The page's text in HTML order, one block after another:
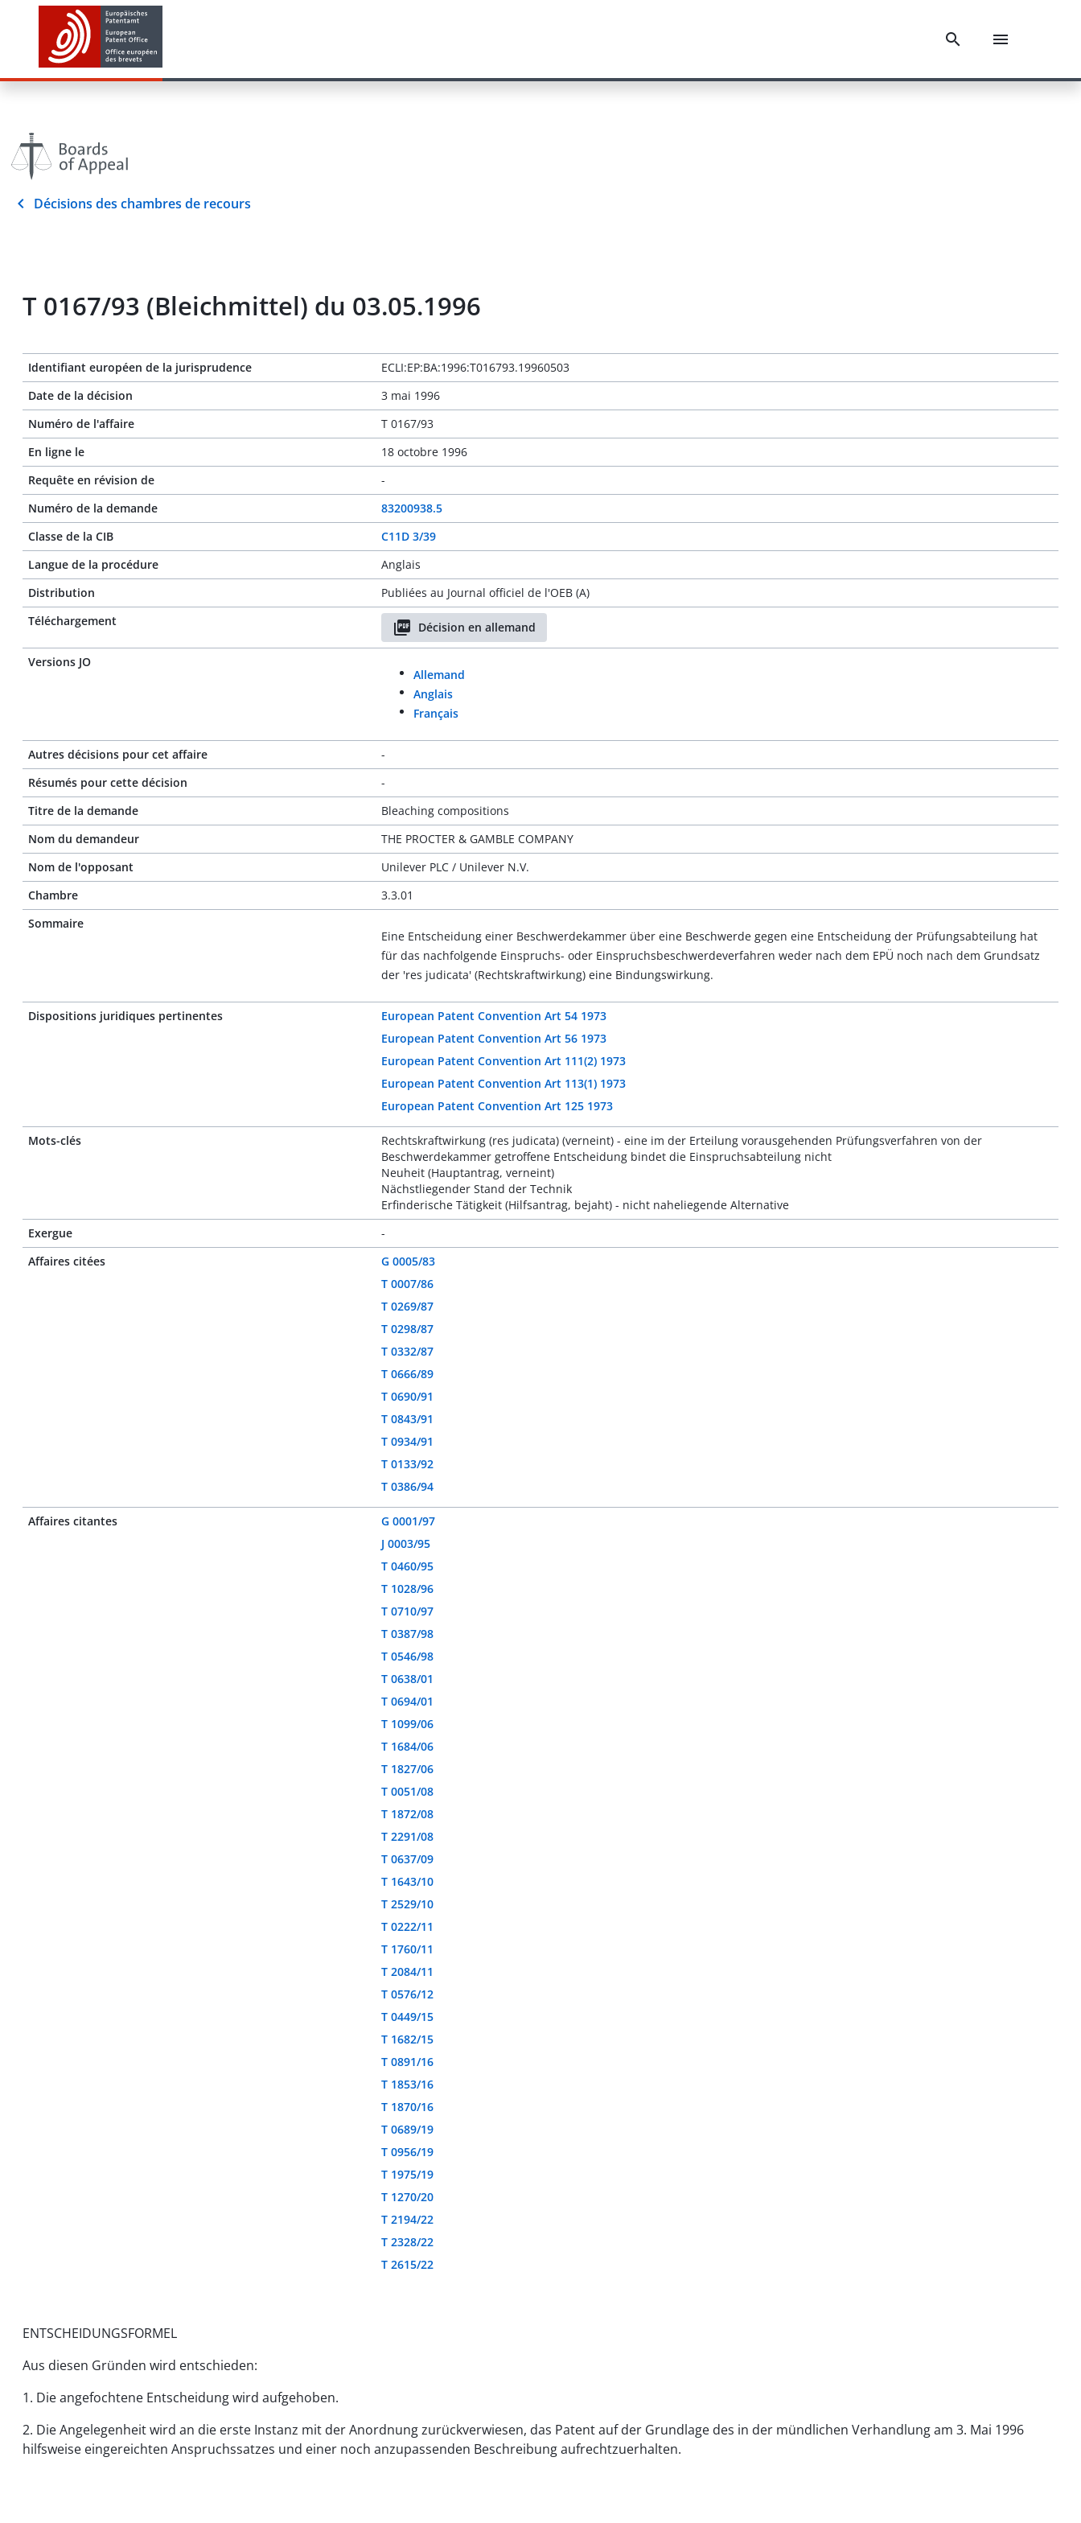
Décisions des chambres de recours
T 0167/93 (Bleichmittel) du 03.05.1996
Identifiant européen de la jurisprudence
ECLI:EP:BA:1996:T016793.19960503
Date de la décision
3 mai 1996
Numéro de l'affaire
T 0167/93
En ligne le
18 octobre 1996
Requête en révision de
-
Numéro de la demande
83200938.5
Classe de la CIB
C11D 3/39
Langue de la procédure
Anglais
Distribution
Publiées au Journal officiel de l'OEB (A)
Téléchargement
Décision en allemand
Versions JO
Allemand
Anglais
Français
Autres décisions pour cet affaire
-
Résumés pour cette décision
-
Titre de la demande
Bleaching compositions
Nom du demandeur
THE PROCTER & GAMBLE COMPANY
Nom de l'opposant
Unilever PLC / Unilever N.V.
Chambre
3.3.01
Sommaire
Eine Entscheidung einer Beschwerdekammer über eine Beschwerde gegen eine Entscheidung der Prüfungsabteilung hat
für das nachfolgende Einspruchs- oder Einspruchsbeschwerdeverfahren weder nach dem EPÜ noch nach dem Grundsatz
der 'res judicata' (Rechtskraftwirkung) eine Bindungswirkung.
Dispositions juridiques pertinentes
European Patent Convention Art 54 1973
European Patent Convention Art 56 1973
European Patent Convention Art 111(2) 1973
European Patent Convention Art 113(1) 1973
European Patent Convention Art 125 1973
Mots-clés
Rechtskraftwirkung (res judicata) (verneint) - eine im der Erteilung vorausgehenden Prüfungsverfahren von der
Beschwerdekammer getroffene Entscheidung bindet die Einspruchsabteilung nicht
Neuheit (Hauptantrag, verneint)
Nächstliegender Stand der Technik
Erfinderische Tätigkeit (Hilfsantrag, bejaht) - nicht naheliegende Alternative
Exergue
-
Affaires citées
G 0005/83
T 0007/86
T 0269/87
T 0298/87
T 0332/87
T 0666/89
T 0690/91
T 0843/91
T 0934/91
T 0133/92
T 0386/94
Affaires citantes
G 0001/97
J 0003/95
T 0460/95
T 1028/96
T 0710/97
T 0387/98
T 0546/98
T 0638/01
T 0694/01
T 1099/06
T 1684/06
T 1827/06
T 0051/08
T 1872/08
T 2291/08
T 0637/09
T 1643/10
T 2529/10
T 0222/11
T 1760/11
T 2084/11
T 0576/12
T 0449/15
T 1682/15
T 0891/16
T 1853/16
T 1870/16
T 0689/19
T 0956/19
T 1975/19
T 1270/20
T 2194/22
T 2328/22
T 2615/22
ENTSCHEIDUNGSFORMEL
Aus diesen Gründen wird entschieden:
1. Die angefochtene Entscheidung wird aufgehoben.
2. Die Angelegenheit wird an die erste Instanz mit der Anordnung zurückverwiesen, das Patent auf der Grundlage des in der mündlichen Verhandlung am 3. Mai 1996
hilfsweise eingereichten Anspruchssatzes und einer noch anzupassenden Beschreibung aufrechtzuerhalten.